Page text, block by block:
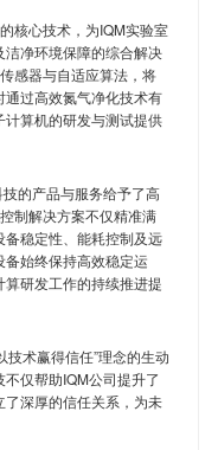
西亚工厂的芯片封测
存储防护任务，通过
的焊接缺陷，进一步
重要一步。目前，亿
汽车电子、量子计
并获得多家国际知名
是生产力，‘省’就是
实力，为全球半导体
”
体（Carsem）等国
，确保制造过程中核
供应商渠道进入博世
”综合实力的体现。
环境控制设备，更针
设备的定制化调试与
产体系，实现高效稳
良率与可靠性的关键
多年，旗下EJER品
新能源、精密仪器等
仅为博世高端制造
核心技术，为IQM实验室
净环境保障的综合解决
感器与自适应算法，将
过高效氮气净化技术有
算机的研发与测试提供
的产品与服务给予了高
制解决方案不仅精准满
备稳定性、能耗控制及远
始终保持高效稳定运
研发工作的持续推进提
技术赢得信任”理念的生动
仅帮助IQM公司提升了
深厚的信任关系，为未